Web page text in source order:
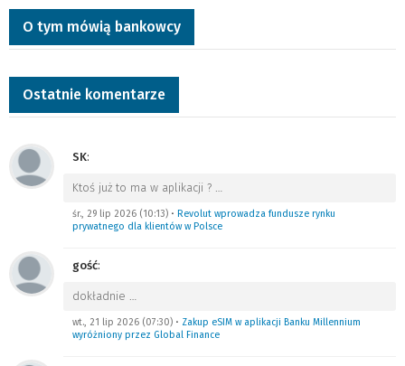
O tym mówią bankowcy
Ostatnie komentarze
SK:
Ktoś już to ma w aplikacji ? …
śr., 29 lip 2026 (10:13) • Revolut wprowadza fundusze rynku
prywatnego dla klientów w Polsce
gość:
dokładnie …
wt., 21 lip 2026 (07:30) • Zakup eSIM w aplikacji Banku Millennium
wyróżniony przez Global Finance